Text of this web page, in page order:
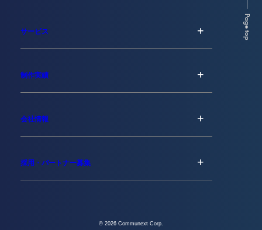
サービス
制作実績
会社情報
採用・パートナー募集
© 2026 Communext Corp.
Page top